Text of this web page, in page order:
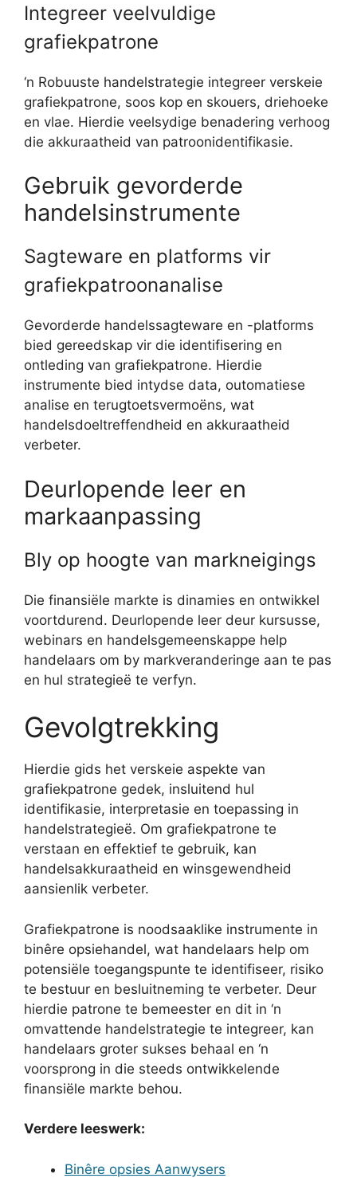
Integreer veelvuldige
grafiekpatrone
‘n Robuuste handelstrategie integreer verskeie
grafiekpatrone, soos kop en skouers, driehoeke
en vlae. Hierdie veelsydige benadering verhoog
die akkuraatheid van patroonidentifikasie.
Gebruik gevorderde
handelsinstrumente
Sagteware en platforms vir
grafiekpatroonanalise
Gevorderde handelssagteware en -platforms
bied gereedskap vir die identifisering en
ontleding van grafiekpatrone. Hierdie
instrumente bied intydse data, outomatiese
analise en terugtoetsvermoëns, wat
handelsdoeltreffendheid en akkuraatheid
verbeter.
Deurlopende leer en
markaanpassing
Bly op hoogte van markneigings
Die finansiële markte is dinamies en ontwikkel
voortdurend. Deurlopende leer deur kursusse,
webinars en handelsgemeenskappe help
handelaars om by markveranderinge aan te pas
en hul strategieë te verfyn.
Gevolgtrekking
Hierdie gids het verskeie aspekte van
grafiekpatrone gedek, insluitend hul
identifikasie, interpretasie en toepassing in
handelstrategieë. Om grafiekpatrone te
verstaan ​​en effektief te gebruik, kan
handelsakkuraatheid en winsgewendheid
aansienlik verbeter.
Grafiekpatrone is noodsaaklike instrumente in
binêre opsiehandel, wat handelaars help om
potensiële toegangspunte te identifiseer, risiko
te bestuur en besluitneming te verbeter. Deur
hierdie patrone te bemeester en dit in ‘n
omvattende handelstrategie te integreer, kan
handelaars groter sukses behaal en ‘n
voorsprong in die steeds ontwikkelende
finansiële markte behou.
Verdere leeswerk:
Binêre opsies Aanwysers